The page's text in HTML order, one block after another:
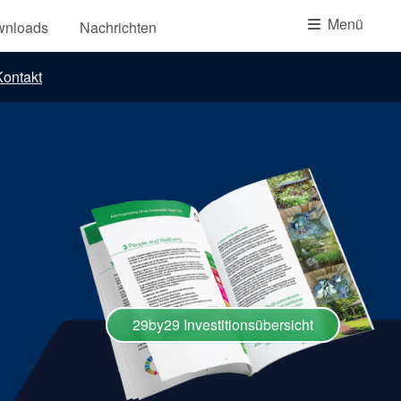
Nachrichten Menü
29by29 Investitionsübersicht